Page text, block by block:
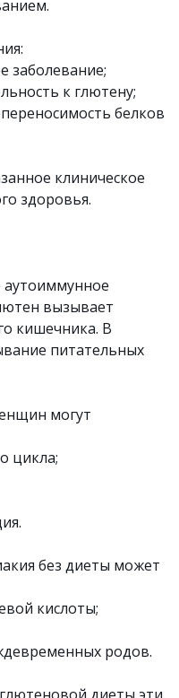
заболевание;
к глютену;
белков
клиническое
здоровья.
аутоиммунное
вызывает
кишечника. В
питательных
могут
цикла;
без диеты может
кислоты;
родов.